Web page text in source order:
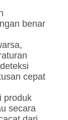
benar
cepat
produk
secara